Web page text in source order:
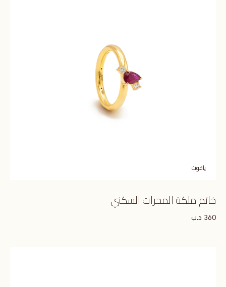
ياقوت
خاتم ملكة المجرات السكني
360 د.ب